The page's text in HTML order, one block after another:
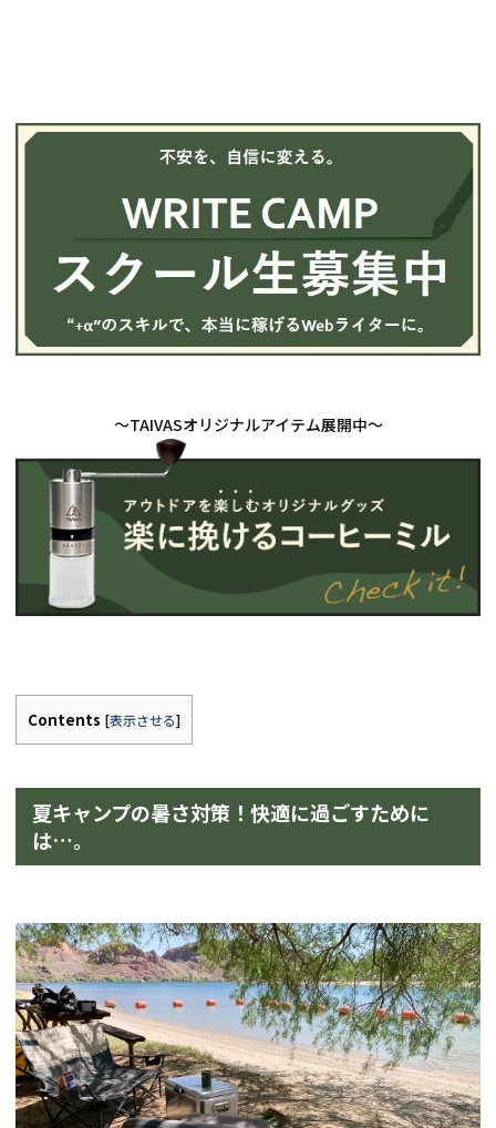
Contents [表示させる]
夏キャンプの暑さ対策！快適に過ごすために
は…。